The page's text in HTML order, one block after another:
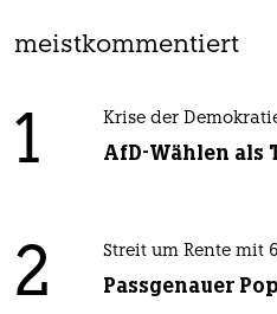
meistkommentiert
1 Krise der
AfD-Wählen als
2 Streit um Rente mit
Passgenauer